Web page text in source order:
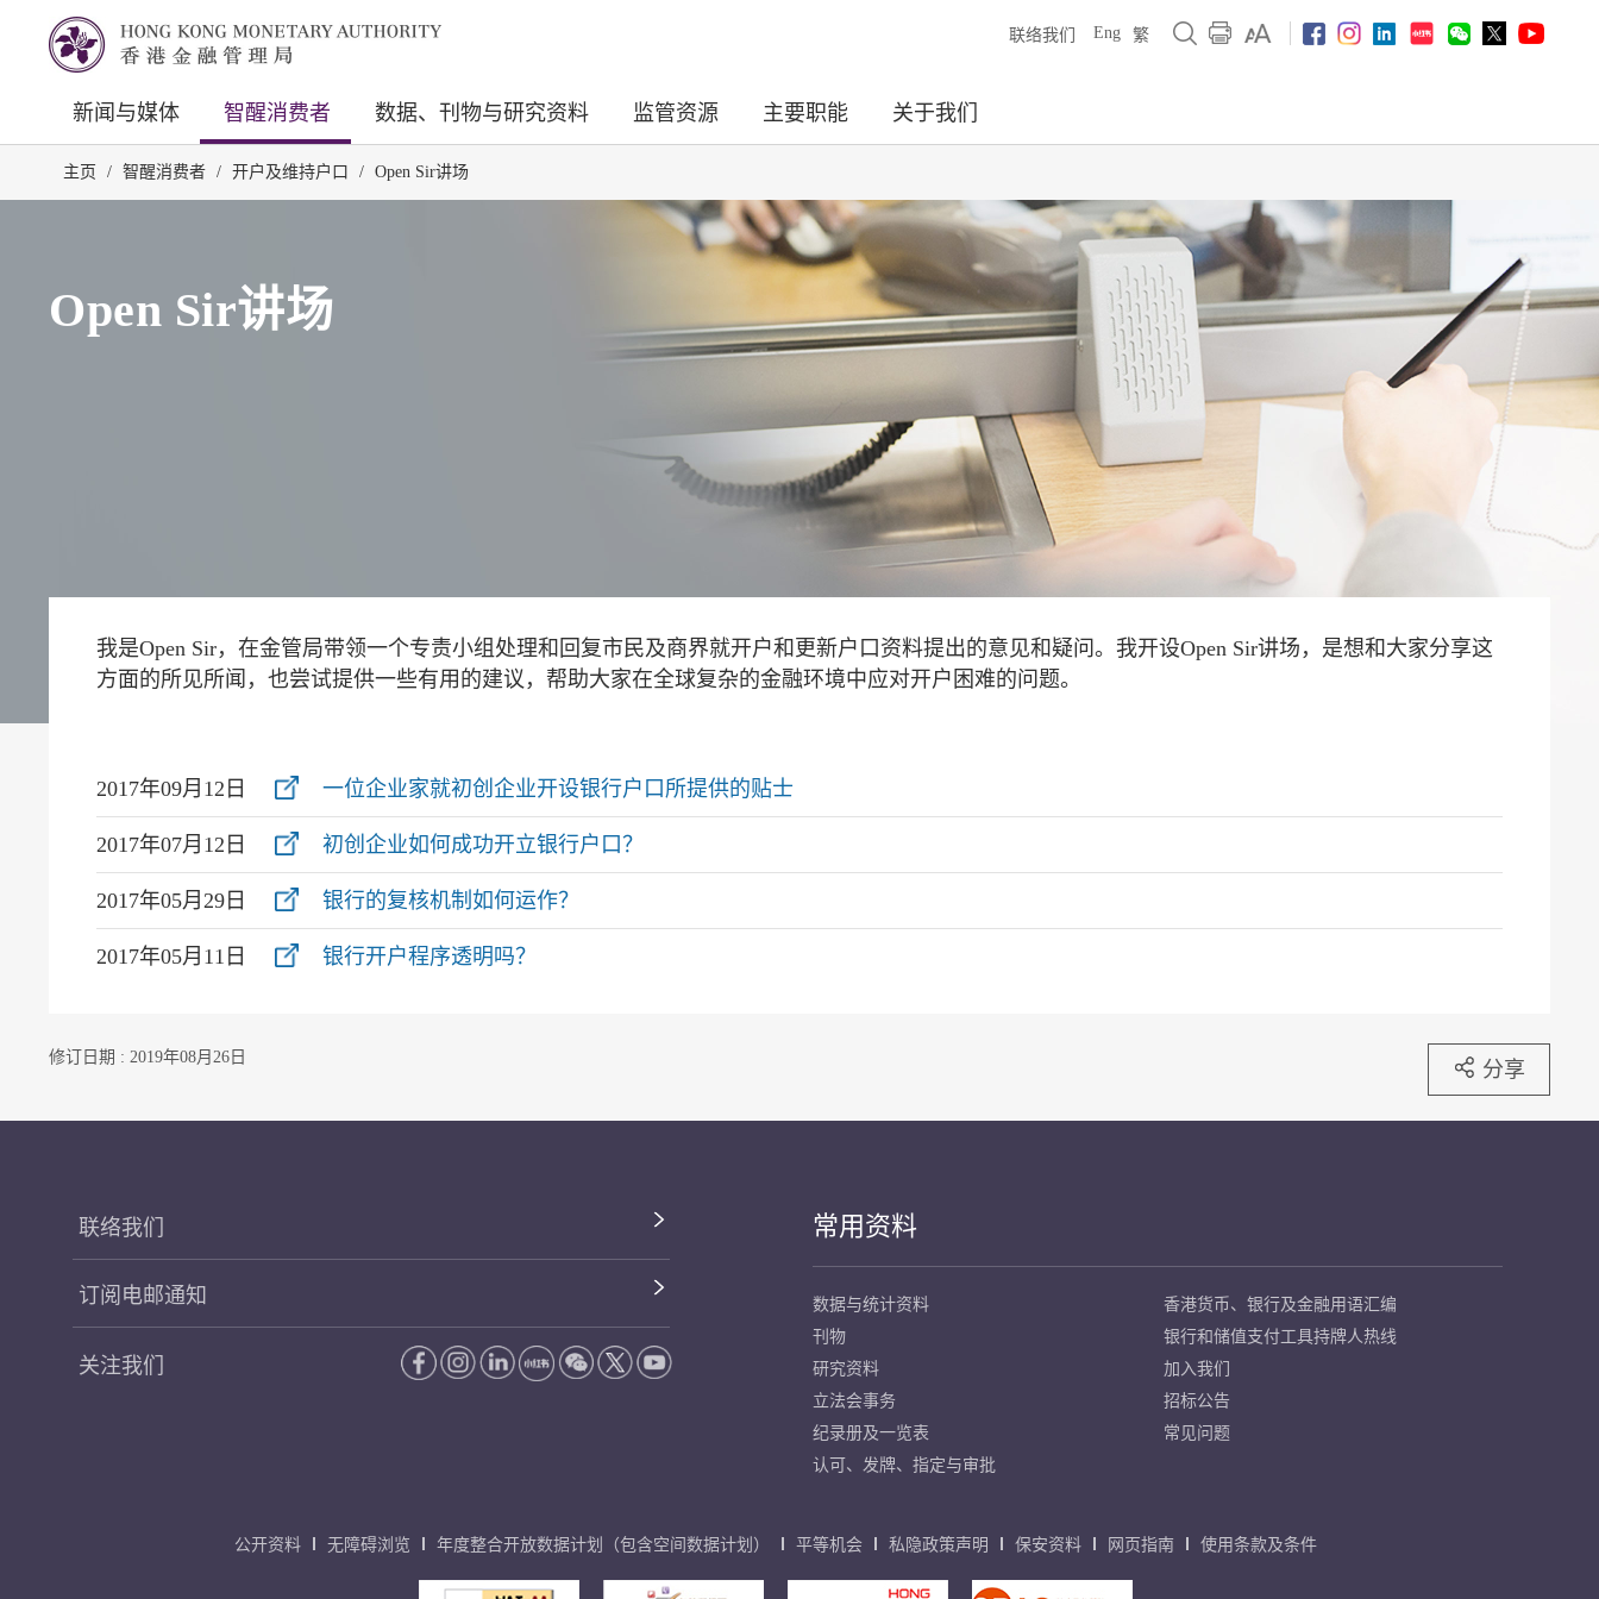
联络我们 Eng 繁
新闻与媒体 智醒消费者 数据、刊物与研究资料 监管资源 主要职能 关于我们
主页 / 智醒消费者 / 开户及维持户口 / Open Sir讲场
Open Sir讲场
我是Open Sir，在金管局带领一个专责小组处理和回复市民及商界就开户和更新户口资料提出的意见和疑问。我开设Open Sir讲场，是想和大家分享这
方面的所见所闻，也尝试提供一些有用的建议，帮助大家在全球复杂的金融环境中应对开户困难的问题。
2017年09月12日 一位企业家就初创企业开设银行户口所提供的贴士
2017年07月12日 初创企业如何成功开立银行户口？
2017年05月29日 银行的复核机制如何运作？
2017年05月11日 银行开户程序透明吗？
修订日期 : 2019年08月26日 分享
联络我们
订阅电邮通知
关注我们
常用资料
数据与统计资料
刊物
研究资料
立法会事务
纪录册及一览表
认可、发牌、指定与审批
香港货币、银行及金融用语汇编
银行和储值支付工具持牌人热线
加入我们
招标公告
常见问题
公开资料 无障碍浏览 年度整合开放数据计划（包含空间数据计划） 平等机会 私隐政策声明 保安资料 网页指南 使用条款及条件